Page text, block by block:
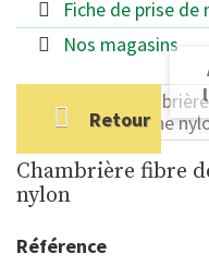
Fiche de prise
Nos magasins
Retour
Chambrière fibre
nylon
Référence